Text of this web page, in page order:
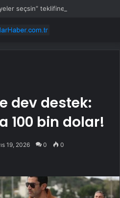
dev destek:
100 bin dolar!
19, 2026 0 0